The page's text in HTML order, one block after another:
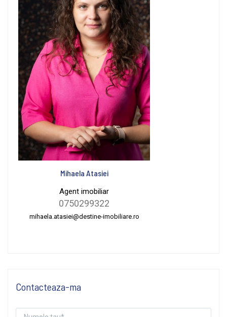
Mihaela Atasiei
Agent imobiliar
0750299322
mihaela.atasiei@destine-imobiliare.ro
Contacteaza-ma